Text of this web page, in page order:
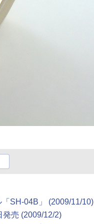
SH-04B」
(2009/11/10)
発売 (2009/12/2)